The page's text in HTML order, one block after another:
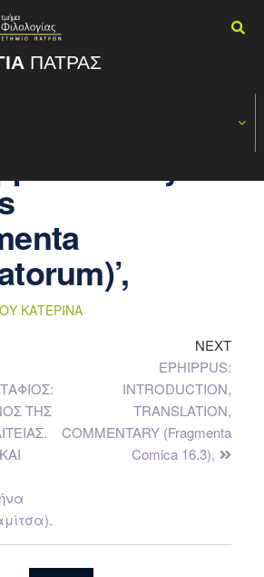
ΠΑΤΡΑΣ
ΚΑΤΕΡΊΝΑ
ΤΗΣ
NEXT
EPHIPPUS:
INTRODUCTION,
TRANSLATION,
COMMENTARY (Fragmenta
Comica 16.3),